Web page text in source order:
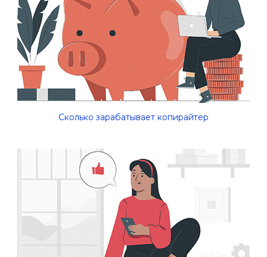
Сколько зарабатывает копирайтер